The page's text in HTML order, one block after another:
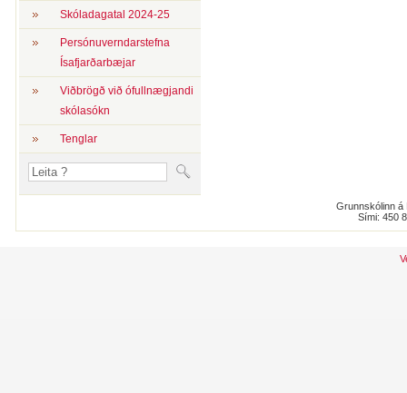
Skóladagatal 2024-25
Persónuverndarstefna
Ísafjarðarbæjar
Viðbrögð við ófullnægjandi
skólasókn
Tenglar
Grunnskólinn á
Sími: 450